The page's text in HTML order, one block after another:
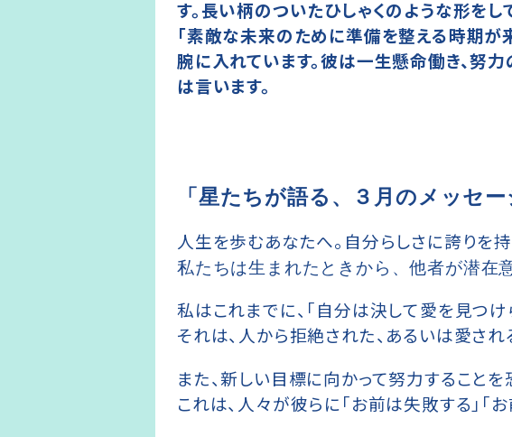
す。長い柄のついたひしゃくのような形をし
「素敵な未来のために準備を整える時期が
腕に入れています。彼は一生懸命働き、努
は言います。
「星たちが語る、３月のメッセー
人生を歩むあなたへ。自分らしさに誇りを
私たちは生まれたときから、他者が潜在
私はこれまでに、「自分は決して愛を見つ
それは、人から拒絶された、あるいは愛さ
また、新しい目標に向かって努力すること
これは、人々が彼らに「お前は失敗する」「